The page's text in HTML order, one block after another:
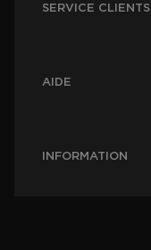
SERVICE CLIENTS
AIDE
INFORMATION